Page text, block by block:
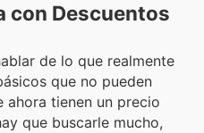
con Descuentos
de lo que realmente
que no pueden
ahora tienen un precio
que buscarle mucho,